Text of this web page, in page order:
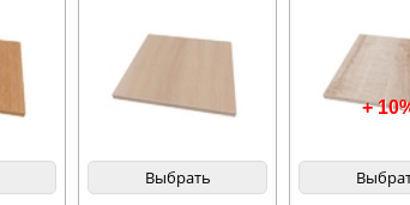
Выбрать
+